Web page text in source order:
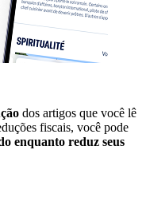
dos artigos que você lê
fiscais, você pode
enquanto reduz seus